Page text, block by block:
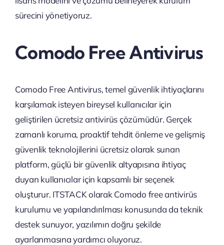
sürecini yönetiyoruz.
Comodo Free Antivirus
Comodo Free Antivirus, temel güvenlik ihtiyaçlarını
karşılamak isteyen bireysel kullanıcılar için
geliştirilen ücretsiz antivirüs çözümüdür. Gerçek
zamanlı koruma, proaktif tehdit önleme ve gelişmiş
güvenlik teknolojilerini ücretsiz olarak sunan
platform, güçlü bir güvenlik altyapısına ihtiyaç
duyan kullanıcılar için kapsamlı bir seçenek
oluşturur. ITSTACK olarak Comodo free antivirüs
kurulumu ve yapılandırılması konusunda da teknik
destek sunuyor, yazılımın doğru şekilde
ayarlanmasına yardımcı oluyoruz.